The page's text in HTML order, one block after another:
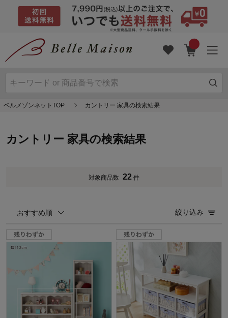
ベルメゾンネットTOP カントリー 家具の検索結果
カントリー 家具の検索結果
対象商品数 22 件
おすすめ順 絞り込み